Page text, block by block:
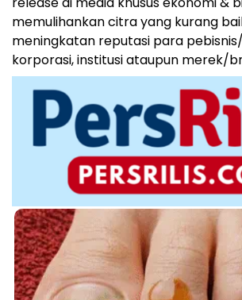
memulihankan citra yang kurang
meningkatan reputasi para
korporasi, institusi ataupun merek/